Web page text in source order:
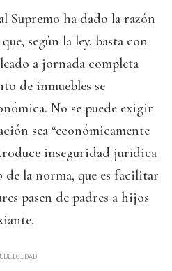
Supremo ha dado la razón
según la ley, basta con
a jornada completa
de inmuebles se
No se puede exigir
sea “económicamente
inseguridad jurídica
la norma, que es facilitar
pasen de padres a hijos